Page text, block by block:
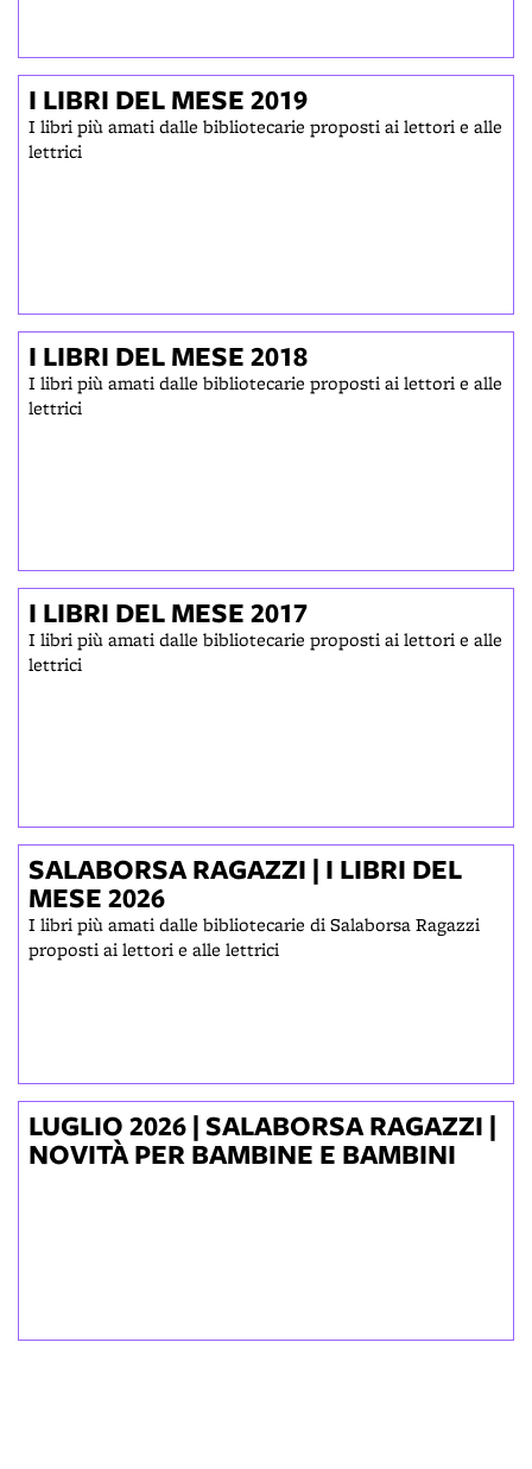
I LIBRI DEL MESE 2019
I libri più amati dalle bibliotecarie proposti ai lettori e alle
lettrici
I LIBRI DEL MESE 2018
I libri più amati dalle bibliotecarie proposti ai lettori e alle
lettrici
I LIBRI DEL MESE 2017
I libri più amati dalle bibliotecarie proposti ai lettori e alle
lettrici
SALABORSA RAGAZZI | I LIBRI DEL
MESE 2026
I libri più amati dalle bibliotecarie di Salaborsa Ragazzi
proposti ai lettori e alle lettrici
LUGLIO 2026 | SALABORSA RAGAZZI |
NOVITÀ PER BAMBINE E BAMBINI